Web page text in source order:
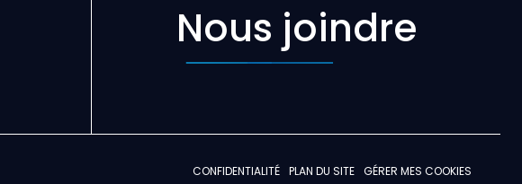
Nous joindre
CONFIDENTIALITÉ PLAN DU SITE GÉRER MES COOKIES